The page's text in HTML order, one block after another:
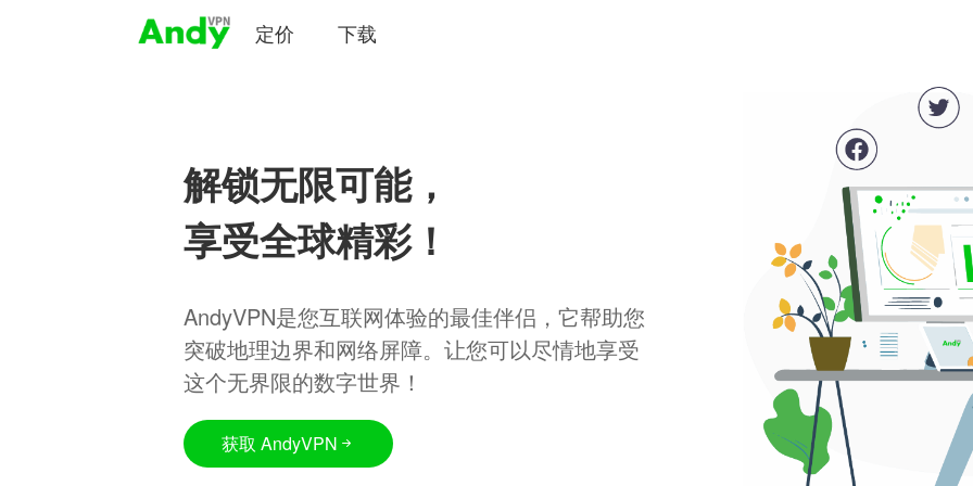
定价 下载
解锁无限可能，
享受全球精彩！
AndyVPN是您互联网体验的最佳伴侣，它帮助您
突破地理边界和网络屏障。让您可以尽情地享受
这个无界限的数字世界！
获取 AndyVPN